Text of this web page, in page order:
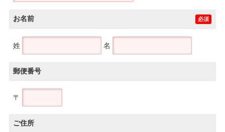
お名前 必須
姓 名
郵便番号
〒
ご住所